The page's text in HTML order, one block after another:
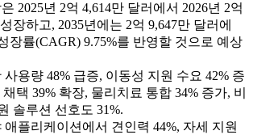
2025년 2억 4,614만 달러에서 2026년 2억
장하고, 2035년에는 2억 9,647만 달러에
장률(CAGR) 9.75%를 반영할 것으로 예상
사용량 48% 급증, 이동성 지원 수요 42% 증
택 39% 확장, 물리치료 통합 34% 증가, 비
솔루션 선호도 31%.
애플리케이션에서 견인력 44%, 자세 지원